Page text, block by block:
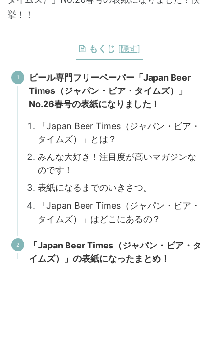
挙！！
もくじ [隠す]
ビール専門フリーペーパー「Japan Beer
Times（ジャパン・ビア・タイムズ）」
No.26春号の表紙になりました！
「Japan Beer Times（ジャパン・ビア・
タイムズ）」とは？
みんな大好き！注目度が高いマガジンな
のです！
表紙になるまでのいきさつ。
「Japan Beer Times（ジャパン・ビア・
タイムズ）」はどこにあるの？
「Japan Beer Times（ジャパン・ビア・タ
イムズ）」の表紙になったまとめ！